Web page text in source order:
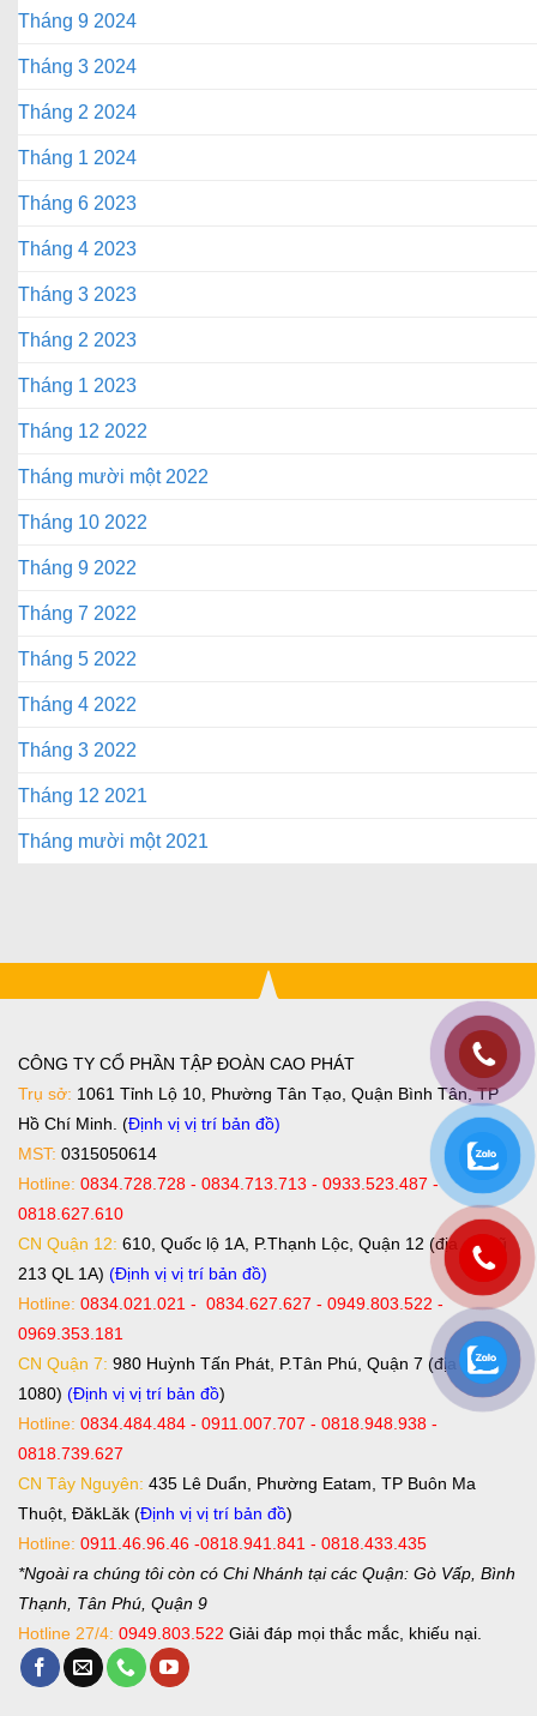
Tháng 9 2024
Tháng 3 2024
Tháng 2 2024
Tháng 1 2024
Tháng 6 2023
Tháng 4 2023
Tháng 3 2023
Tháng 2 2023
Tháng 1 2023
Tháng 12 2022
Tháng mười một 2022
Tháng 10 2022
Tháng 9 2022
Tháng 7 2022
Tháng 5 2022
Tháng 4 2022
Tháng 3 2022
Tháng 12 2021
Tháng mười một 2021
CÔNG TY CỔ PHẦN TẬP ĐOÀN CAO PHÁT
Trụ sở: 1061 Tỉnh Lộ 10, Phường Tân Tạo, Quận Bình Tân, TP
Hồ Chí Minh. (Định vị vị trí bản đồ)
MST: 0315050614
Hotline: 0834.728.728 - 0834.713.713 - 0933.523.487 -
0818.627.610
CN Quận 12: 610, Quốc lộ 1A, P.Thạnh Lộc, Quận 12 (địa chỉ cũ
213 QL 1A) (Định vị vị trí bản đồ)
Hotline: 0834.021.021 - 0834.627.627 - 0949.803.522 -
0969.353.181
CN Quận 7: 980 Huỳnh Tấn Phát, P.Tân Phú, Quận 7 (địa chỉ cũ
1080) (Định vị vị trí bản đồ)
Hotline: 0834.484.484 - 0911.007.707 - 0818.948.938 -
0818.739.627
CN Tây Nguyên: 435 Lê Duẩn, Phường Eatam, TP Buôn Ma
Thuột, ĐăkLăk (Định vị vị trí bản đồ)
Hotline: 0911.46.96.46 -0818.941.841 - 0818.433.435
*Ngoài ra chúng tôi còn có Chi Nhánh tại các Quận: Gò Vấp, Bình
Thạnh, Tân Phú, Quận 9
Hotline 27/4: 0949.803.522 Giải đáp mọi thắc mắc, khiếu nại.